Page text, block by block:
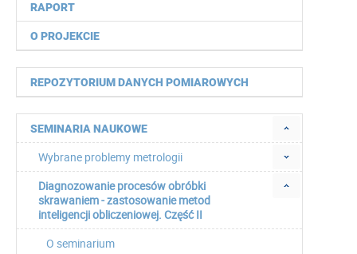
RAPORT
O PROJEKCIE
REPOZYTORIUM DANYCH POMIAROWYCH
SEMINARIA NAUKOWE
Wybrane problemy metrologii
Diagnozowanie procesów obróbki
skrawaniem - zastosowanie metod
inteligencji obliczeniowej. Część II
O seminarium